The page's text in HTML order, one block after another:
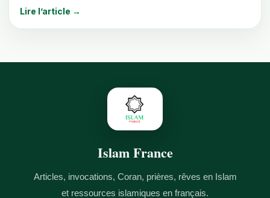
Lire l’article →
Islam France
Articles, invocations, Coran, prières, rêves en Islam
et ressources islamiques en français.